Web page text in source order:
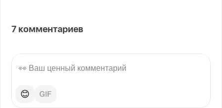
7 комментариев
😊